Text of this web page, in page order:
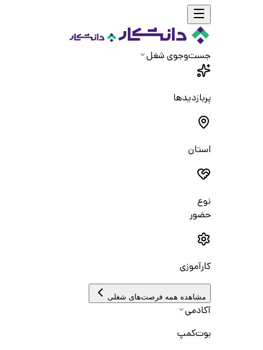
جست‌و‌جوی شغل
پربازدیدها
استان
نوع
حضور
کارآموزی
مشاهده همه فرصت‌های شغلی
آکادمی
بوت‌کمپ